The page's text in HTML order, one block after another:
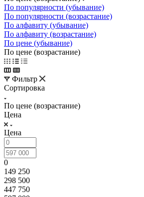
По популярности (убывание)
По популярности (возрастание)
По алфавиту (убывание)
По алфавиту (возрастание)
По цене (убывание)
По цене (возрастание)
Фильтр
Сортировка
По цене (возрастание)
Цена
Цена
0
149 250
298 500
447 750